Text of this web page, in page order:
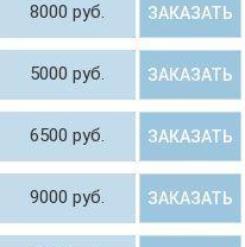
8000 руб. ЗАКАЗАТЬ
5000 руб. ЗАКАЗАТЬ
6500 руб. ЗАКАЗАТЬ
9000 руб. ЗАКАЗАТЬ